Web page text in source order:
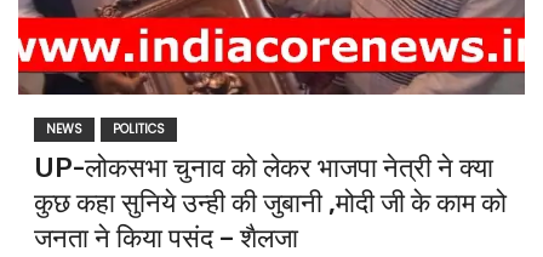
NEWS POLITICS
UP-लोकसभा चुनाव को लेकर भाजपा नेत्री ने क्या
कुछ कहा सुनिये उन्ही की जुबानी ,मोदी जी के काम को
जनता ने किया पसंद – शैलजा